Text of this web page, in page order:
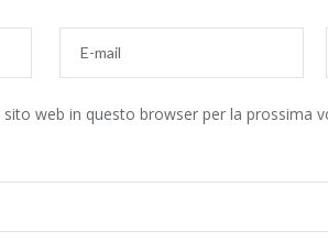
web in questo browser per la prossima